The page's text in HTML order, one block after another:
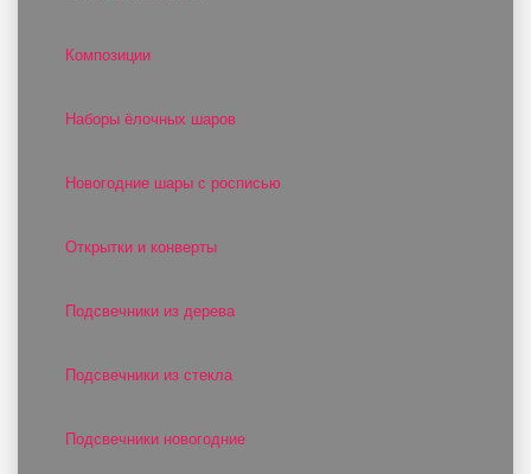
Композиции
Наборы ёлочных шаров
Новогодние шары с росписью
Открытки и конверты
Подсвечники из дерева
Подсвечники из стекла
Подсвечники новогодние